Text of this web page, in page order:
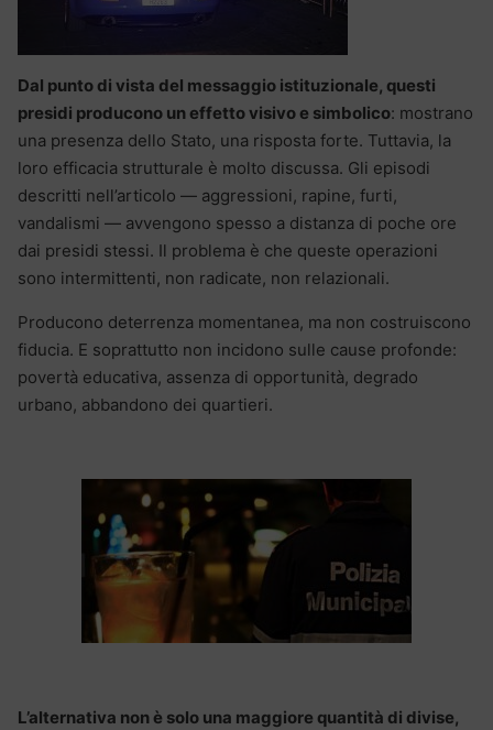
Dal punto di vista del messaggio istituzionale, questi
presidi producono un effetto visivo e simbolico: mostrano
una presenza dello Stato, una risposta forte. Tuttavia, la
loro efficacia strutturale è molto discussa. Gli episodi
descritti nell’articolo — aggressioni, rapine, furti,
vandalismi — avvengono spesso a distanza di poche ore
dai presidi stessi. Il problema è che queste operazioni
sono intermittenti, non radicate, non relazionali.
Producono deterrenza momentanea, ma non costruiscono
fiducia. E soprattutto non incidono sulle cause profonde:
povertà educativa, assenza di opportunità, degrado
urbano, abbandono dei quartieri.
L’alternativa non è solo una maggiore quantità di divise,